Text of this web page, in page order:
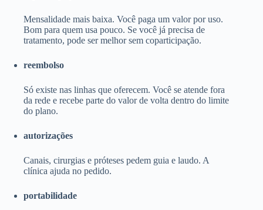
Mensalidade mais baixa. Você paga um valor por uso.
Bom para quem usa pouco. Se você já precisa de
tratamento, pode ser melhor sem coparticipação.
reembolso
Só existe nas linhas que oferecem. Você se atende fora
da rede e recebe parte do valor de volta dentro do limite
do plano.
autorizações
Canais, cirurgias e próteses pedem guia e laudo. A
clínica ajuda no pedido.
portabilidade